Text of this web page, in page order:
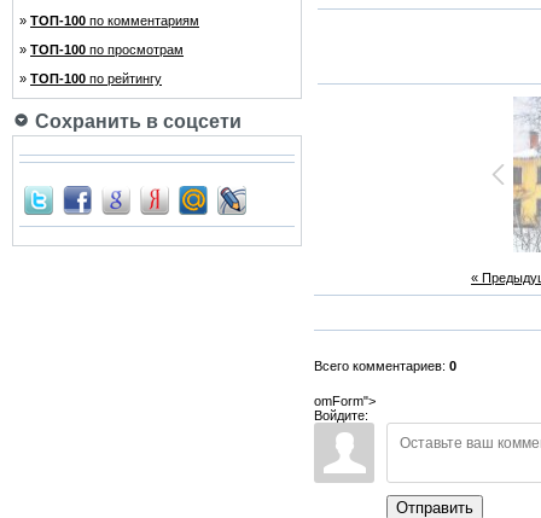
» ТОП-100 по комментариям
» ТОП-100 по просмотрам
» ТОП-100 по рейтингу
Сохранить в соцсети
«
Всего комментариев: 0
omForm">
Войдите:
Отправить